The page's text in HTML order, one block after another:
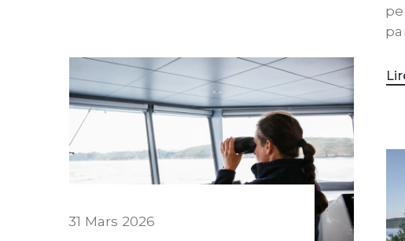
31 Mars 2026